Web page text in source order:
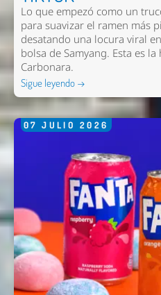
Lo que empezó como un
para suavizar el ramen más
desatando una locura viral
bolsa de Samyang. Esta es
Carbonara.
Sigue leyendo →
07 JULIO 2026